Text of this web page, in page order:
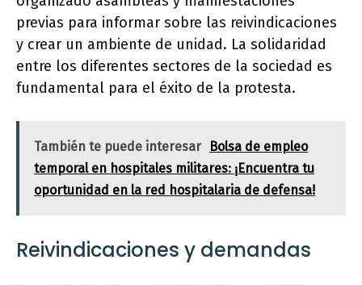
previas para informar sobre las reivindicaciones
y crear un ambiente de unidad. La solidaridad
entre los diferentes sectores de la sociedad es
fundamental para el éxito de la protesta.
También te puede interesar
Bolsa de empleo
temporal en hospitales militares: ¡Encuentra tu
oportunidad en la red hospitalaria de defensa!
Reivindicaciones y demandas